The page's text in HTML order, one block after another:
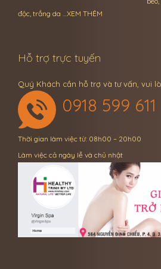
độc, trắng da …XEM THÊM
Hỗ trợ trực tuyến
Quý Khách cần hỗ trợ và tư vấn, vui
0918 599 611
Thời gian làm việc từ: 08h00 – 20h00
Làm việc cả ngày lễ và chủ nhật